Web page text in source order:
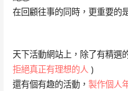
在回顧往事的同時，更重要的
天下活動網站上，除了有精選
拒絕真正有理想的人)
還有個有趣的活動， 製作個人